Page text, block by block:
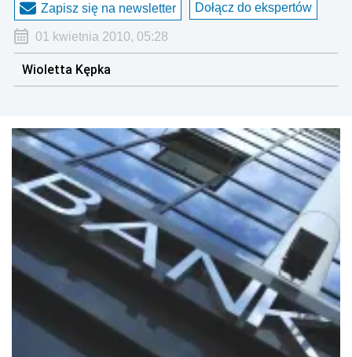
Zapisz się na newsletter Dołącz do ekspertów
01 kwietnia 2010, 05:28
Wioletta Kępka